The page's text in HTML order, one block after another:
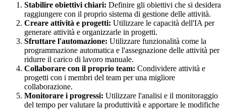
Stabilire obiettivi chiari: Definire gli obiettivi che si desidera
raggiungere con il proprio sistema di gestione delle attività.
Creare attività e progetti: Utilizzare le capacità dell'IA per
generare attività e organizzarle in progetti.
Sfruttare l'automazione: Utilizzare funzionalità come la
programmazione automatica e l'assegnazione delle attività per
ridurre il carico di lavoro manuale.
Collaborare con il proprio team: Condividere attività e
progetti con i membri del team per una migliore
collaborazione.
Monitorare i progressi: Utilizzare l'analisi e il monitoraggio
del tempo per valutare la produttività e apportare le modifiche